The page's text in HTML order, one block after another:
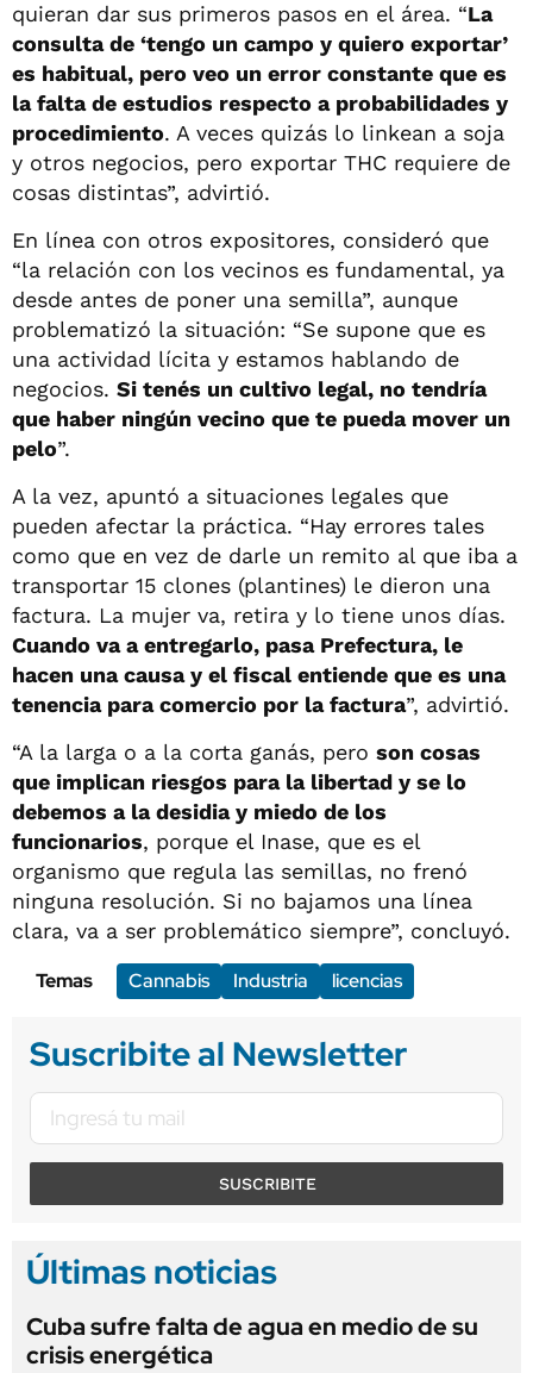
quieran dar sus primeros pasos en el área. “La
consulta de ‘tengo un campo y quiero exportar’
es habitual, pero veo un error constante que es
la falta de estudios respecto a probabilidades y
procedimiento. A veces quizás lo linkean a soja
y otros negocios, pero exportar THC requiere de
cosas distintas”, advirtió.
En línea con otros expositores, consideró que
“la relación con los vecinos es fundamental, ya
desde antes de poner una semilla”, aunque
problematizó la situación: “Se supone que es
una actividad lícita y estamos hablando de
negocios. Si tenés un cultivo legal, no tendría
que haber ningún vecino que te pueda mover un
pelo”.
A la vez, apuntó a situaciones legales que
pueden afectar la práctica. “Hay errores tales
como que en vez de darle un remito al que iba a
transportar 15 clones (plantines) le dieron una
factura. La mujer va, retira y lo tiene unos días.
Cuando va a entregarlo, pasa Prefectura, le
hacen una causa y el fiscal entiende que es una
tenencia para comercio por la factura”, advirtió.
“A la larga o a la corta ganás, pero son cosas
que implican riesgos para la libertad y se lo
debemos a la desidia y miedo de los
funcionarios, porque el Inase, que es el
organismo que regula las semillas, no frenó
ninguna resolución. Si no bajamos una línea
clara, va a ser problemático siempre”, concluyó.
Temas
Cannabis Industria licencias
Suscribite al Newsletter
SUSCRIBITE
Últimas noticias
Cuba sufre falta de agua en medio de su
crisis energética